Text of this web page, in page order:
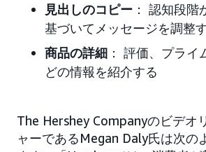
見出しのコピー ： 認知段階
基づいてメッセージを調整
商品の詳細 ： 評価、プライ
どの情報を紹介する
The Hershey Companyのビデオ
ャーであるMegan Daly氏は次の